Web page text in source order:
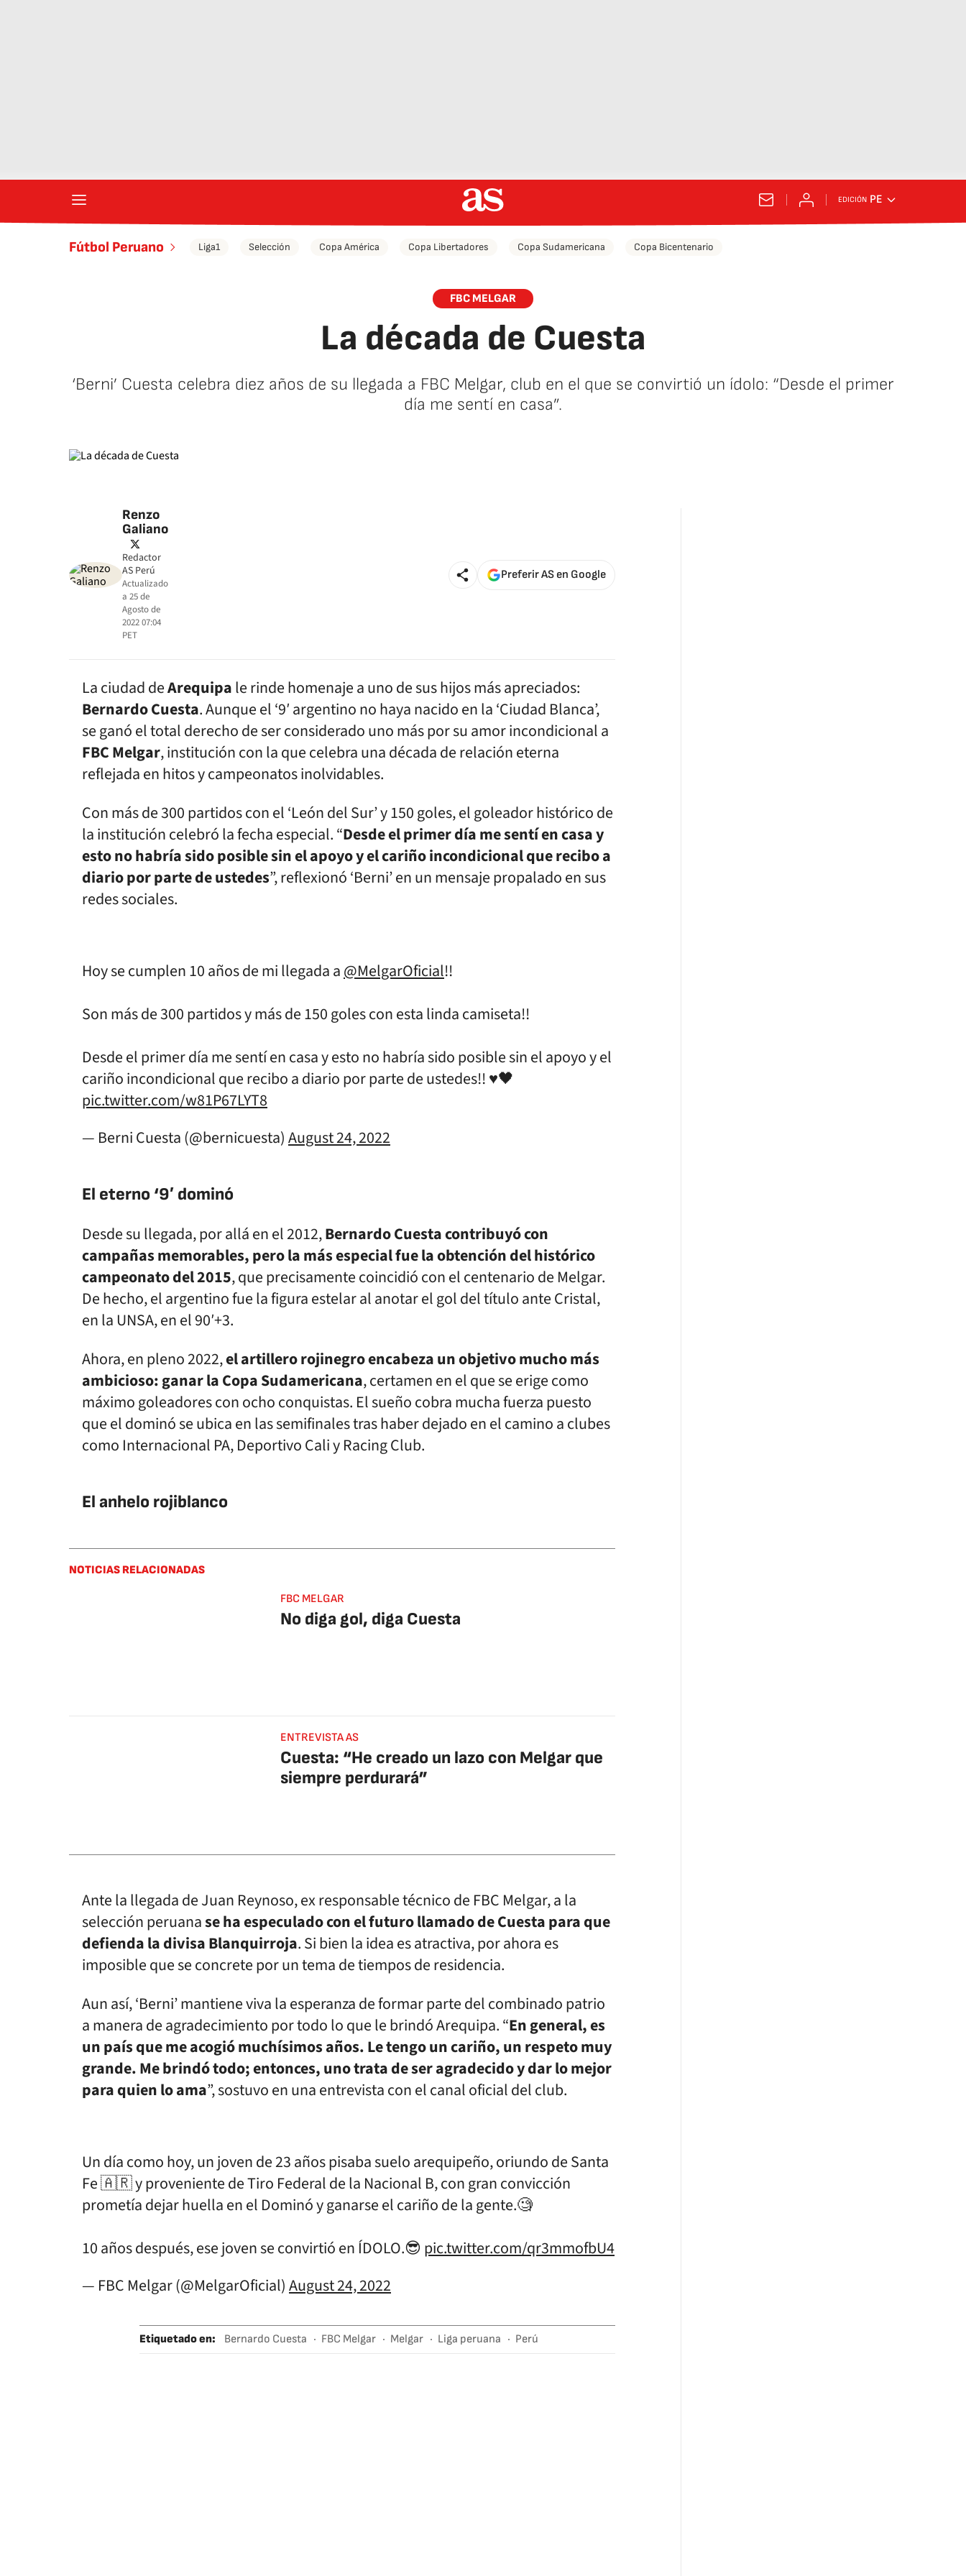
EDICIÓN PE
Fútbol Peruano Liga1 Selección Copa América Copa Libertadores Copa Sudamericana Copa Bicentenario
FBC MELGAR
La década de Cuesta
‘Berni’ Cuesta celebra diez años de su llegada a FBC Melgar, club en el que se convirtió un ídolo: “Desde el primer
día me sentí en casa”.
Renzo
Galiano
twitter
Redactor
AS Perú
Actualizado
a 25 de
Agosto de
2022 07:04
PET
Preferir AS en Google
La ciudad deArequipale rinde homenaje a uno de sus hijos más apreciados:
Bernardo Cuesta. Aunque el ‘9′ argentino no haya nacido en la ‘Ciudad Blanca’,
se ganó el total derecho de ser considerado uno más por su amor incondicional a
FBC Melgar, institución con la que celebra una década de relación eterna
reflejada en hitos y campeonatos inolvidables.
Con más de 300 partidos con el ‘León del Sur’ y 150 goles, el goleador histórico de
la institución celebró la fecha especial. “Desde el primer día me sentí en casa y
esto no habría sido posible sin el apoyo y el cariño incondicional que recibo a
diario por parte de ustedes”, reflexionó ‘Berni’ en un mensaje propalado en sus
redes sociales.
Hoy se cumplen 10 años de mi llegada a@MelgarOficial!!
Son más de 300 partidos y más de 150 goles con esta linda camiseta!!
Desde el primer día me sentí en casa y esto no habría sido posible sin el apoyo y el
cariño incondicional que recibo a diario por parte de ustedes!! ♥️🖤
pic.twitter.com/w81P67LYT8
— Berni Cuesta (@bernicuesta)August 24, 2022
El eterno ‘9′ dominó
Desde su llegada, por allá en el 2012,Bernardo Cuesta contribuyó con
campañas memorables, pero la más especial fue la obtención del histórico
campeonato del 2015, que precisamente coincidió con el centenario de Melgar.
De hecho, el argentino fue la figura estelar al anotar el gol del título ante Cristal,
en la UNSA, en el 90′+3.
Ahora, en pleno 2022,el artillero rojinegro encabeza un objetivo mucho más
ambicioso: ganar la Copa Sudamericana, certamen en el que se erige como
máximo goleadores con ocho conquistas. El sueño cobra mucha fuerza puesto
que el dominó se ubica en las semifinales tras haber dejado en el camino a clubes
como Internacional PA, Deportivo Cali y Racing Club.
El anhelo rojiblanco
NOTICIAS RELACIONADAS
FBC MELGAR
No diga gol, diga Cuesta
ENTREVISTA AS
Cuesta: “He creado un lazo con Melgar que
siempre perdurará”
Ante la llegada de Juan Reynoso, ex responsable técnico de FBC Melgar, a la
selección peruanase ha especulado con el futuro llamado de Cuesta para que
defienda la divisa Blanquirroja. Si bien la idea es atractiva, por ahora es
imposible que se concrete por un tema de tiempos de residencia.
Aun así, ‘Berni’ mantiene viva la esperanza de formar parte del combinado patrio
a manera de agradecimiento por todo lo que le brindó Arequipa. “En general, es
un país que me acogió muchísimos años. Le tengo un cariño, un respeto muy
grande. Me brindó todo; entonces, uno trata de ser agradecido y dar lo mejor
para quien lo ama”, sostuvo en una entrevista con el canal oficial del club.
Un día como hoy, un joven de 23 años pisaba suelo arequipeño, oriundo de Santa
Fe 🇦🇷 y proveniente de Tiro Federal de la Nacional B, con gran convicción
prometía dejar huella en el Dominó y ganarse el cariño de la gente.🧐
10 años después, ese joven se convirtió en ÍDOLO.😎 pic.twitter.com/qr3mmofbU4
— FBC Melgar (@MelgarOficial)August 24, 2022
Etiquetado en: Bernardo Cuesta FBC Melgar Melgar Liga peruana Perú